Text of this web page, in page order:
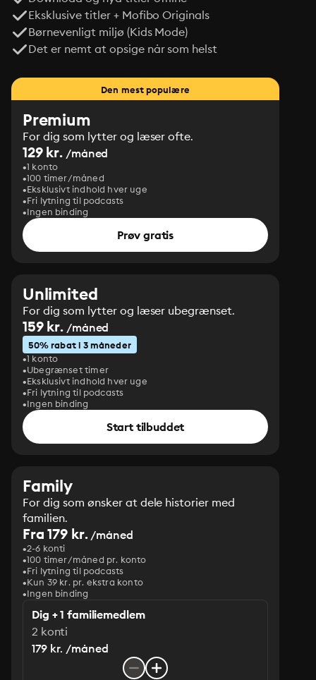
Eksklusive titler + Mofibo Originals
Børnevenligt miljø (Kids Mode)
Det er nemt at opsige når som helst
Den mest populære
Premium
For dig som lytter og læser ofte.
129 kr. /måned
1 konto
100 timer/måned
Eksklusivt indhold hver uge
Fri lytning til podcasts
Ingen binding
Prøv gratis
Unlimited
For dig som lytter og læser ubegrænset.
159 kr. /måned
50% rabat i 3 måneder
1 konto
Ubegrænset timer
Eksklusivt indhold hver uge
Fri lytning til podcasts
Ingen binding
Start tilbuddet
Family
For dig som ønsker at dele historier med
familien.
Fra 179 kr./måned
2-6 konti
100 timer/måned pr. konto
Fri lytning til podcasts
Kun 39 kr. pr. ekstra konto
Ingen binding
Dig + 1 familiemedlem
2 konti
179 kr. /måned